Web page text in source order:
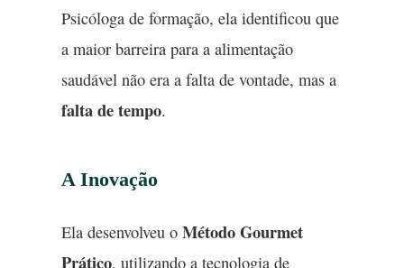
Psicóloga de formação, ela identificou que
a maior barreira para a alimentação
saudável não era a falta de vontade, mas a
falta de tempo.
A Inovação
Ela desenvolveu o Método Gourmet
Prático, utilizando a tecnologia de